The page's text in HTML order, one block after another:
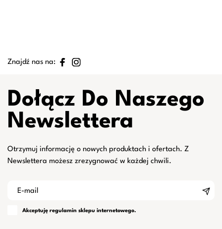
Znajdź nas na:
Dołącz Do Naszego
Newslettera
Otrzymuj informację o nowych produktach i ofertach. Z
Newslettera możesz zrezygnować w każdej chwili.
Akceptuję regulamin sklepu internetowego.